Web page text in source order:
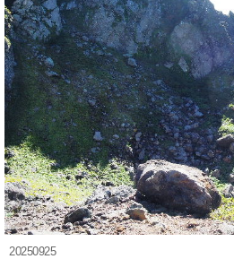
20250925